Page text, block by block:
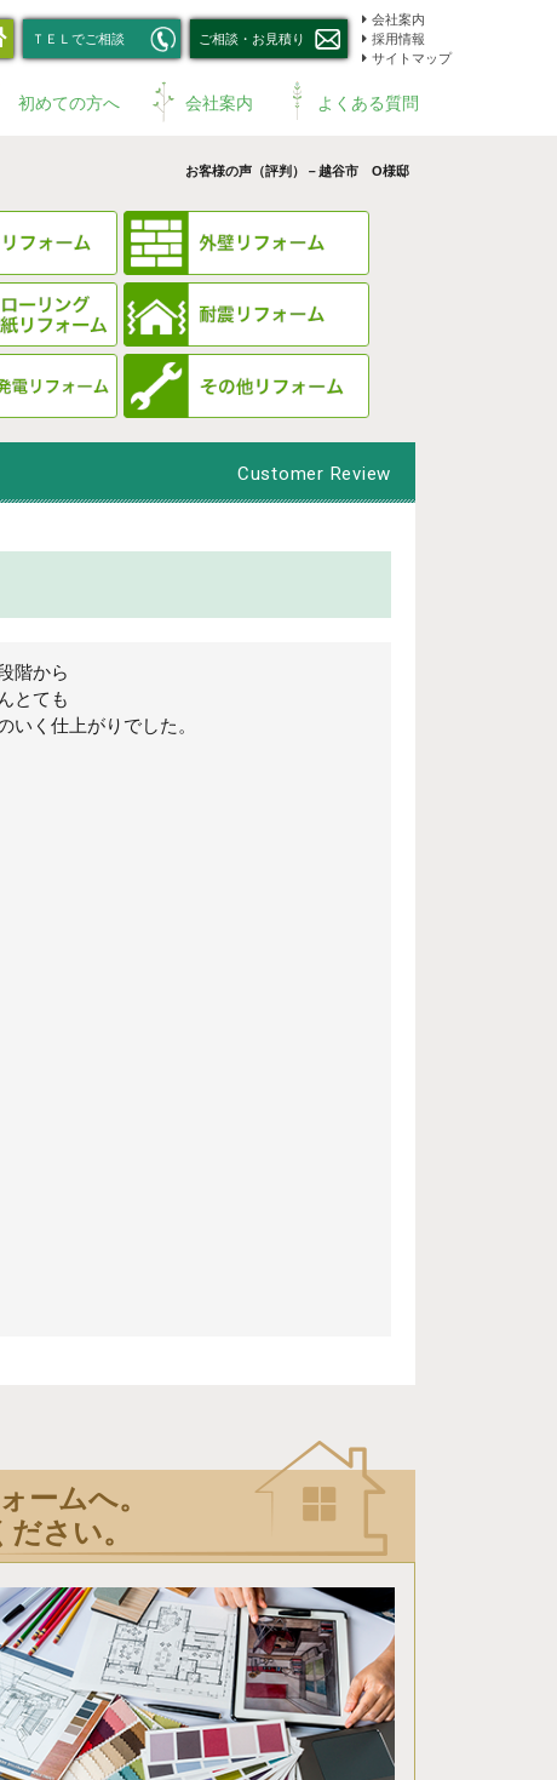
ＴＥＬでご相談 ご相談・お見積り
会社案内
採用情報
サイトマップ
初めての方へ 会社案内 よくある質問
お客様の声（評判）－越谷市 O様邸
Customer Review
階から
とても
いく仕上がりでした。
ームへ。
さい。